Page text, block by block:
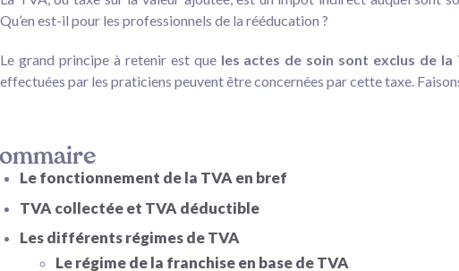
Qu’en est-il pour les professionnels de la rééducation ?
Le grand principe à retenir est que les actes de soin sont exclus de la
effectuées par les praticiens peuvent être concernées par cette taxe.
Le fonctionnement de la TVA en bref
TVA collectée et TVA déductible
Les différents régimes de TVA
Le régime de la franchise en base de TVA